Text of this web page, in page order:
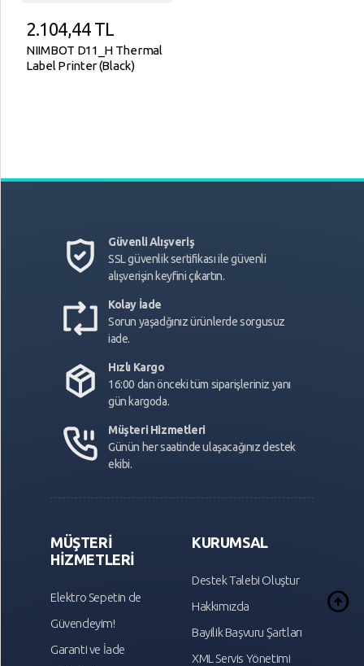
2.104,44TL
NIIMBOT D11_H Thermal
Label Printer (Black)
Güvenli Alışveriş
SSL güvenlik sertifikası ile güvenli
alışverişin keyfini çıkartın.
Kolay İade
Sorun yaşadğınız ürünlerde sorgusuz
iade.
Hızlı Kargo
16:00 dan önceki tüm siparişleriniz yanı
gün kargoda.
Müşteri Hizmetleri
Günün her saatinde ulaşacağınız destek
ekibi.
MÜŞTERİ
HİZMETLERİ
Elektro Sepetin de
Güvendeyim!
Garanti ve İade
KURUMSAL
Destek Talebi Oluştur
Hakkımızda
Bayilik Başvuru Şartları
XML Servis Yönetimi
arrow_circle_up